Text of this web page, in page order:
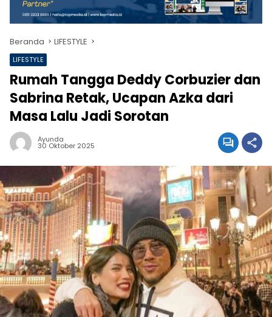
Beranda LIFESTYLE
LIFESTYLE
Rumah Tangga Deddy Corbuzier dan
Sabrina Retak, Ucapan Azka dari
Masa Lalu Jadi Sorotan
Ayunda
30 Oktober 2025